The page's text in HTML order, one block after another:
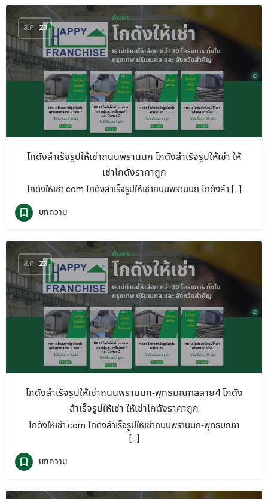
ส.ค. 23
โกดังสำเร็จรูปให้เช่าถนนพรานนก โกดังสำเร็จรูปให้เช่า ให้
เช่าโกดังราคาถูก
โกดังให้เช่า.com โกดังสำเร็จรูปให้เช่าถนนพรานนก โกดังสำ […]
บทความ
ส.ค. 23
โกดังสำเร็จรูปให้เช่าถนนพรานนก-พุทธมณฑลสาย4 โกดัง
สำเร็จรูปให้เช่า ให้เช่าโกดังราคาถูก
โกดังให้เช่า.com โกดังสำเร็จรูปให้เช่าถนนพรานนก-พุทธมณฑ
[…]
บทความ